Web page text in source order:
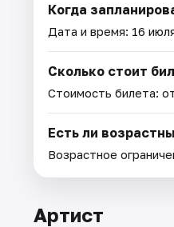
Когда
Дата и время: 16
Сколько стоит
Стоимость билета:
Есть ли
Возрастное
Артист